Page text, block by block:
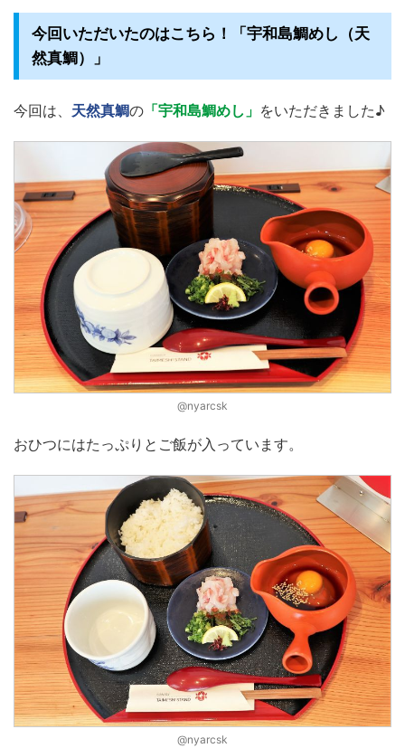
今回いただいたのはこちら！「宇和島鯛めし（天
然真鯛）」
今回は、 天然真鯛の 「宇和島鯛めし」 をいただきました♪
@nyarcsk
おひつにはたっぷりとご飯が入っています。
@nyarcsk